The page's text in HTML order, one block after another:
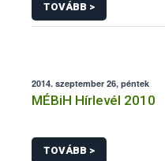
TOVÁBB >
2014. szeptember 26, péntek
MÉBiH Hírlevél 2010
TOVÁBB >